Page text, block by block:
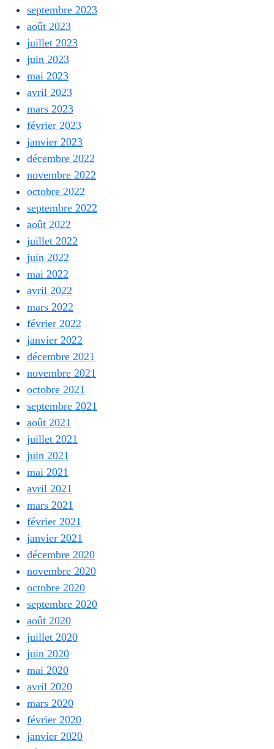
septembre 2023
août 2023
juillet 2023
juin 2023
mai 2023
avril 2023
mars 2023
février 2023
janvier 2023
décembre 2022
novembre 2022
octobre 2022
septembre 2022
août 2022
juillet 2022
juin 2022
mai 2022
avril 2022
mars 2022
février 2022
janvier 2022
décembre 2021
novembre 2021
octobre 2021
septembre 2021
août 2021
juillet 2021
juin 2021
mai 2021
avril 2021
mars 2021
février 2021
janvier 2021
décembre 2020
novembre 2020
octobre 2020
septembre 2020
août 2020
juillet 2020
juin 2020
mai 2020
avril 2020
mars 2020
février 2020
janvier 2020